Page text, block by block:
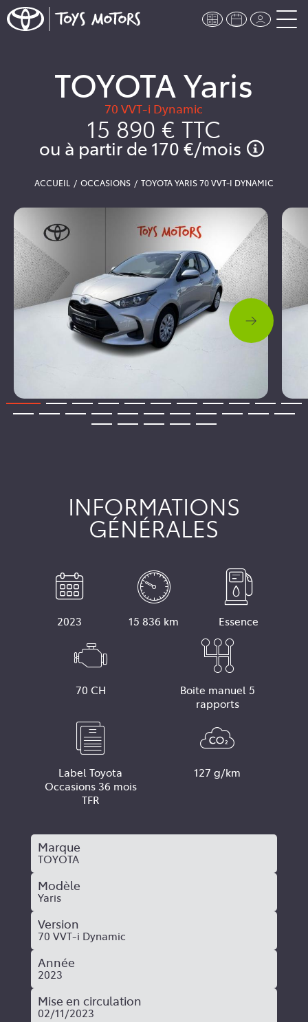
TOYOTA Yaris
70 VVT-i Dynamic
15 890 € TTC
ou à partir de 170 €/mois
ACCUEIL OCCASIONS TOYOTA YARIS 70 VVT-I DYNAMIC
INFORMATIONS
GÉNÉRALES
2023 15 836 km Essence
70 CH
Boite manuel 5
rapports
Label Toyota
Occasions 36 mois
TFR
127 g/km
Marque
TOYOTA
Modèle
Yaris
Version
70 VVT-i Dynamic
Année
2023
Mise en circulation
02/11/2023